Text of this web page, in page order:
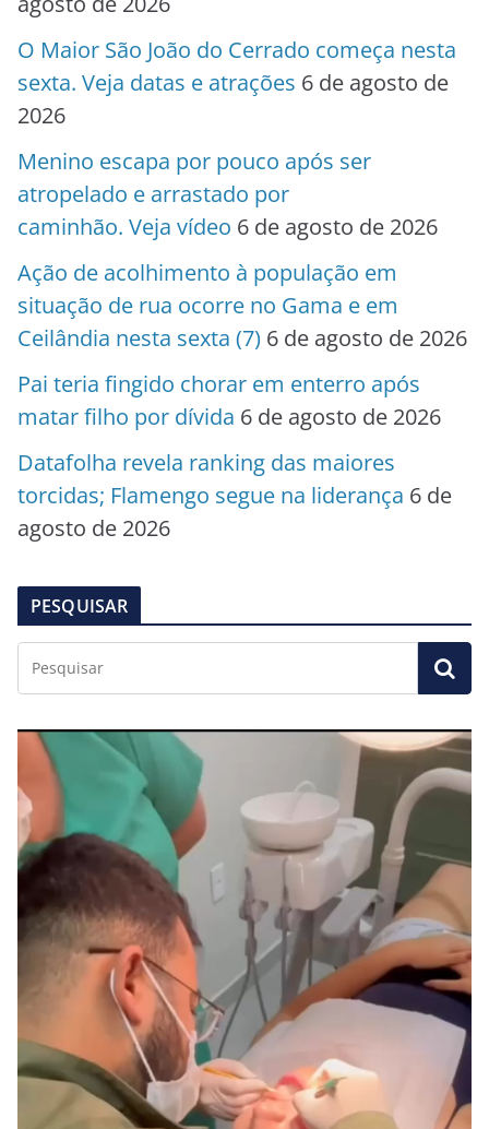
O Maior São João do Cerrado começa nesta
sexta. Veja datas e atrações 6 de agosto de
2026
Menino escapa por pouco após ser
atropelado e arrastado por
caminhão. Veja vídeo 6 de agosto de 2026
Ação de acolhimento à população em
situação de rua ocorre no Gama e em
Ceilândia nesta sexta (7) 6 de agosto de 2026
Pai teria fingido chorar em enterro após
matar filho por dívida 6 de agosto de 2026
Datafolha revela ranking das maiores
torcidas; Flamengo segue na liderança 6 de
agosto de 2026
PESQUISAR